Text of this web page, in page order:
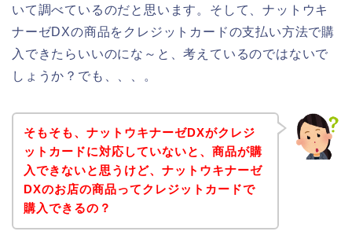
いて調べているのだと思います。そして、ナットウキ
ナーゼDXの商品をクレジットカードの支払い方法で購
入できたらいいのにな～と、考えているのではないで
しょうか？でも、、、。
そもそも、ナットウキナーゼDXがクレジ
ットカードに対応していないと、商品が購
入できないと思うけど、ナットウキナーゼ
DXのお店の商品ってクレジットカードで
購入できるの？